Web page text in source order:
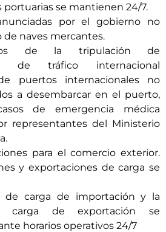
portuarias se mantienen 24/7.
por el gobierno no
de naves mercantes.
de la tripulación de
de tráfico internacional
puertos internacionales no
a desembarcar en el puerto,
de emergencia médica
representantes del Ministerio
para el comercio exterior.
y exportaciones de carga se
de carga de importación y la
carga de exportación se
horarios operativos 24/7